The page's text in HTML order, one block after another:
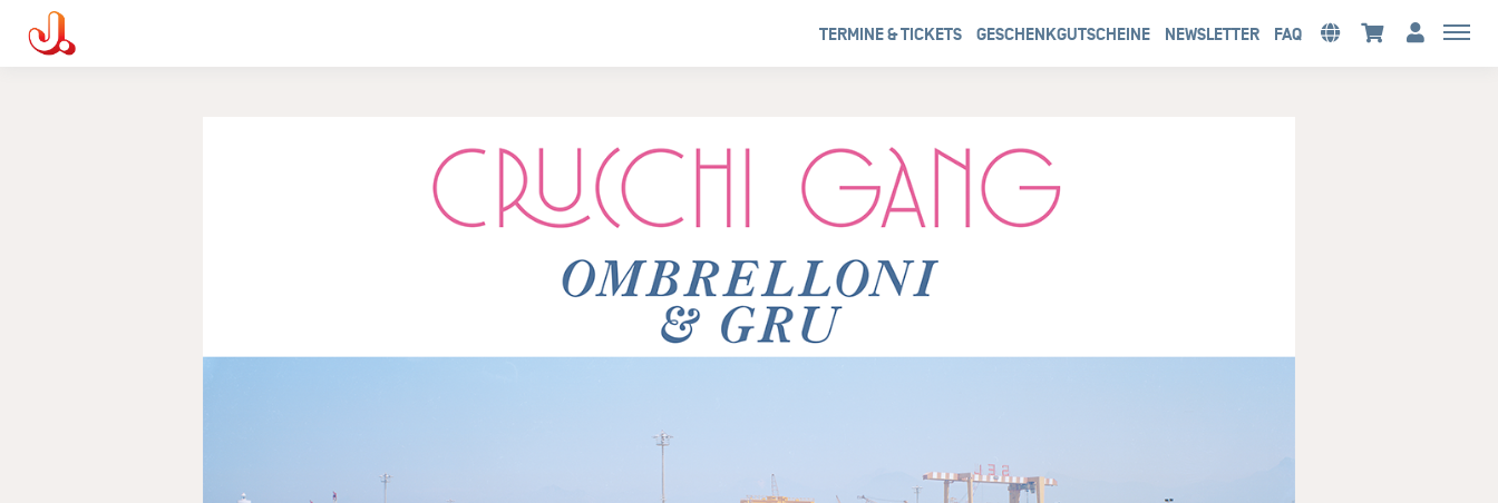
TERMINE & TICKETS GESCHENKGUTSCHEINE NEWSLETTER FAQ